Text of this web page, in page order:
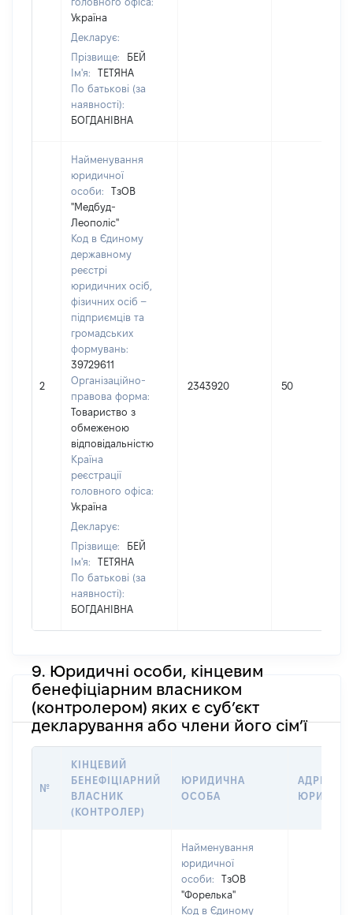
Україна
Декларує:
Прізвище:
БЕЙ
Ім'я:
ТЕТЯНА
По батькові (за
наявності):
БОГДАНІВНА
2
Найменування
юридичної
особи:
ТзОВ
"Медбуд-
Леополіс"
Код в Єдиному
державному
реєстрі
юридичних осіб,
фізичних осіб –
підприємців та
громадських
формувань:
39729611
Організаційно-
правова форма:
Товариство з
обмеженою
відповідальністю
Країна
реєстрації
головного офіса:
Україна
Декларує:
Прізвище:
БЕЙ
Ім'я:
ТЕТЯНА
По батькові (за
наявності):
БОГДАНІВНА
2343920 50
9. Юридичні особи, кінцевим
бенефіціарним власником
(контролером) яких є суб’єкт
декларування або члени його сім’ї
№
КІНЦЕВИЙ
БЕНЕФІЦІАРНИЙ
ВЛАСНИК
(КОНТРОЛЕР)
ЮРИДИЧНА
ОСОБА
АДРЕСА
Найменування
юридичної
особи:
ТзОВ
"Форелька"
Код в Єдиному